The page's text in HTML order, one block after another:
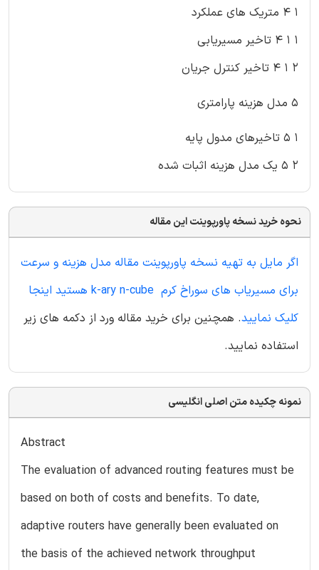
۱ ۴ متریک های عملکرد
۱ ۱ ۴ تاخیر مسیریابی
۲ ۱ ۴ تاخیر کنترل جریان
۵ مدل هزینه پارامتری
۱ ۵ تاخیرهای مدول پایه
۲ ۵ یک مدل هزینه اثبات شده
نحوه خرید نسخه پاورپوینت این مقاله
اگر مایل به تهیه نسخه پاورپوینت مقاله مدل هزینه و سرعت
برای مسیریاب های سوراخ کرم k-ary n-cube هستید اینجا
کلیک نمایید. همچنین برای خرید مقاله ورد از دکمه های زیر
استفاده نمایید.
نمونه چکیده متن اصلی انگلیسی
Abstract
The evaluation of advanced routing features must be
based on both of costs and benefits. To date,
adaptive routers have generally been evaluated on
the basis of the achieved network throughput